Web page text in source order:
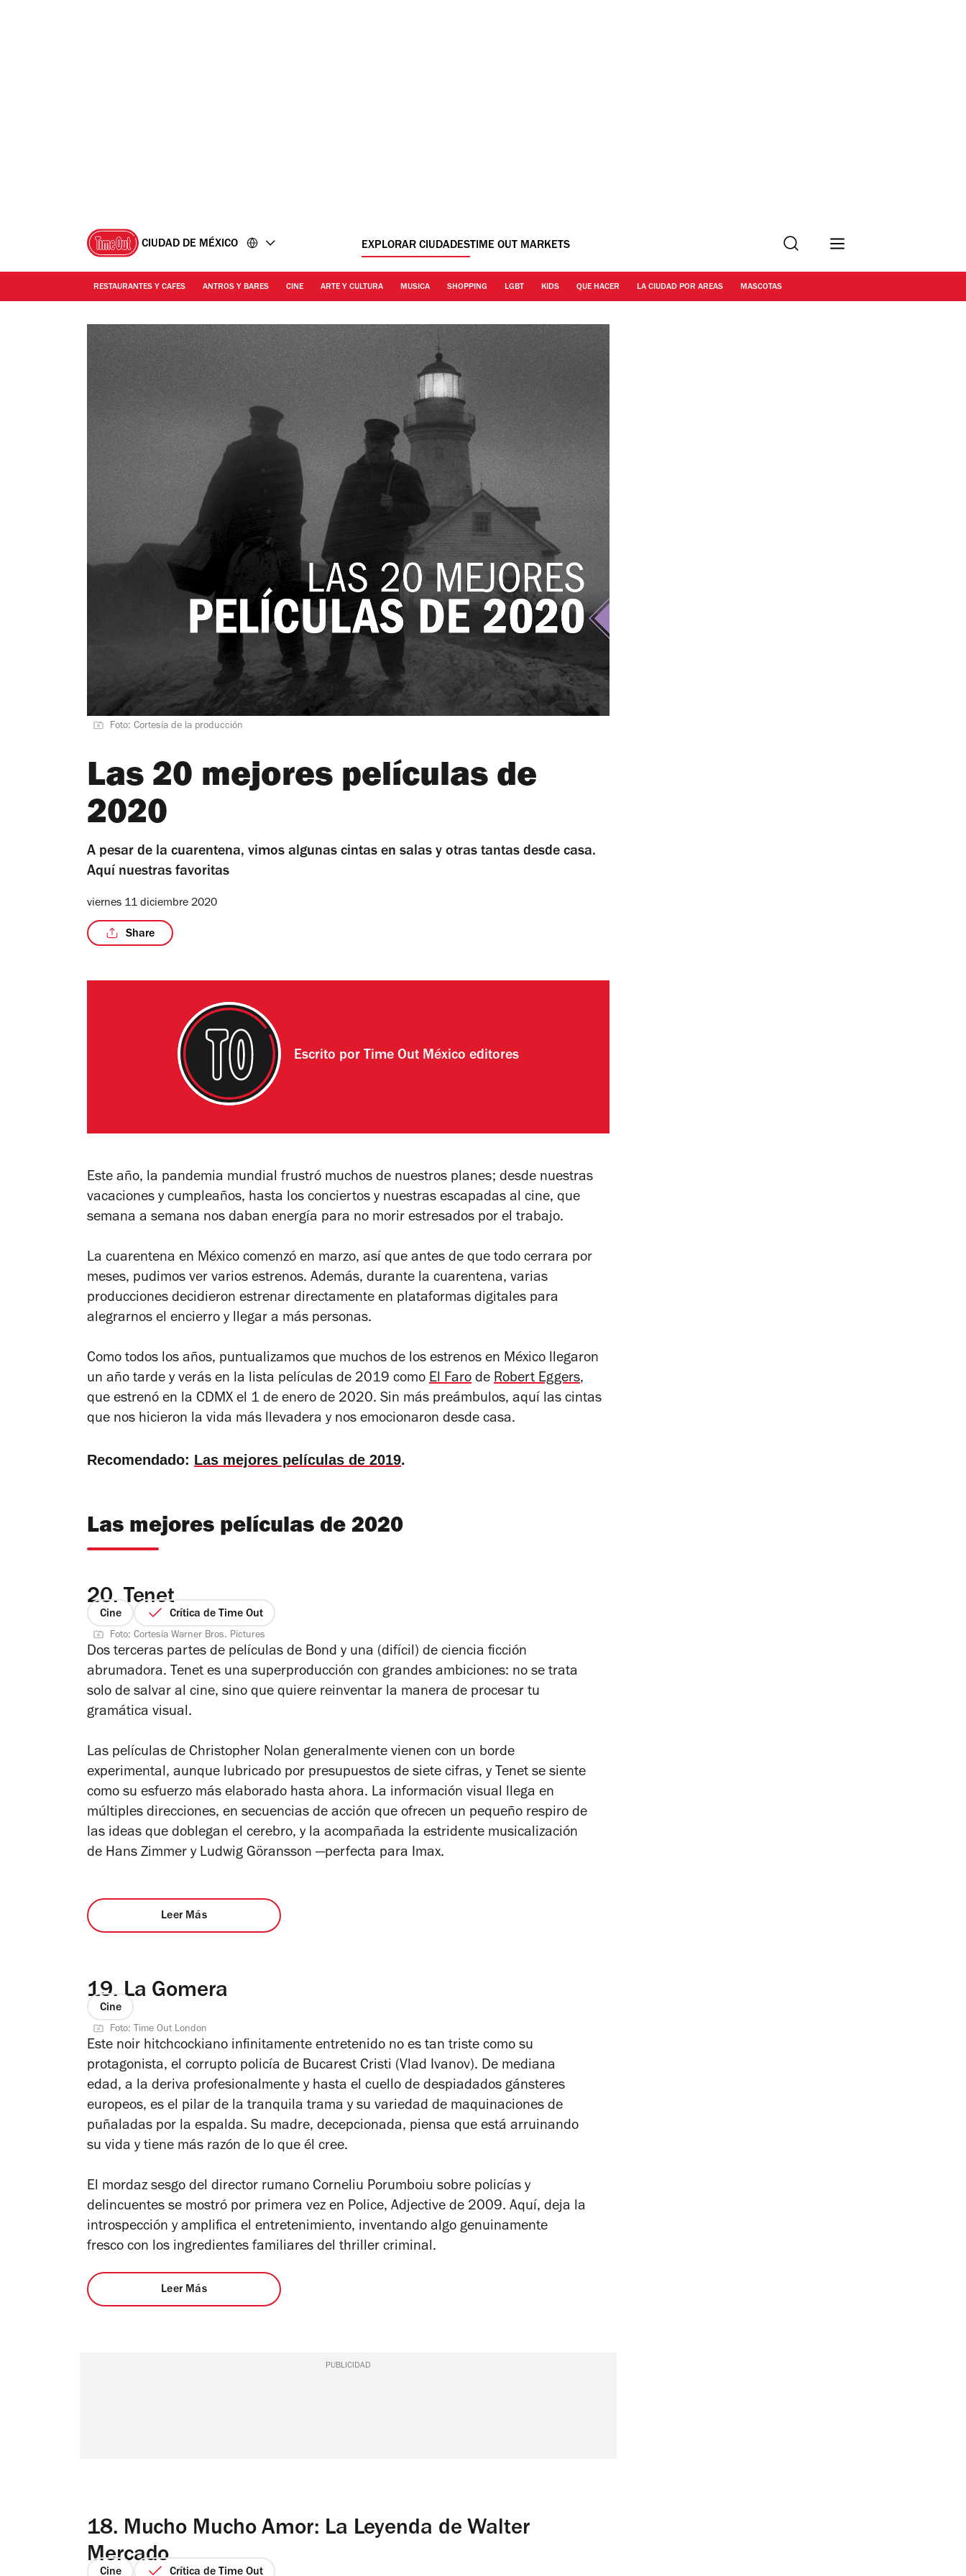
CIUDAD DE MÉXICO EXPLORAR CIUDADESTIME OUT MARKETS Buscar
RESTAURANTES Y CAFES ANTROS Y BARES CINE ARTE Y CULTURA MUSICA SHOPPING LGBT KIDS QUE HACER LA CIUDAD POR AREAS MASCOTAS
Foto: Cortesía de la producción
Las 20 mejores películas de
2020
A pesar de la cuarentena, vimos algunas cintas en salas y otras tantas desde casa.
Aquí nuestras favoritas
viernes 11 diciembre 2020
Share
Escrito por Time Out México editores
Este año, la pandemia mundial frustró muchos de nuestros planes; desde nuestras
vacaciones y cumpleaños, hasta los conciertos y nuestras escapadas al cine, que
semana a semana nos daban energía para no morir estresados por el trabajo.
La cuarentena en México comenzó en marzo, así que antes de que todo cerrara por
meses, pudimos ver varios estrenos. Además, durante la cuarentena, varias
producciones decidieron estrenar directamente en plataformas digitales para
alegrarnos el encierro y llegar a más personas.
Como todos los años, puntualizamos que muchos de los estrenos en México llegaron
un año tarde y verás en la lista películas de 2019 como El Faro de Robert Eggers,
que estrenó en la CDMX el 1 de enero de 2020. Sin más preámbulos, aquí las cintas
que nos hicieron la vida más llevadera y nos emocionaron desde casa.
Recomendado: Las mejores películas de 2019.
Las mejores películas de 2020
20. Tenet
Cine Crítica de Time Out
Foto: Cortesía Warner Bros. Pictures
Dos terceras partes de películas de Bond y una (difícil) de ciencia ficción
abrumadora. Tenet es una superproducción con grandes ambiciones: no se trata
solo de salvar al cine, sino que quiere reinventar la manera de procesar tu
gramática visual.
Las películas de Christopher Nolan generalmente vienen con un borde
experimental, aunque lubricado por presupuestos de siete cifras, y Tenet se siente
como su esfuerzo más elaborado hasta ahora. La información visual llega en
múltiples direcciones, en secuencias de acción que ofrecen un pequeño respiro de
las ideas que doblegan el cerebro, y la acompañada la estridente musicalización
de Hans Zimmer y Ludwig Göransson —perfecta para Imax.
Leer Más
19. La Gomera
Cine
Foto: Time Out London
Este noir hitchcockiano infinitamente entretenido no es tan triste como su
protagonista, el corrupto policía de Bucarest Cristi (Vlad Ivanov). De mediana
edad, a la deriva profesionalmente y hasta el cuello de despiadados gánsteres
europeos, es el pilar de la tranquila trama y su variedad de maquinaciones de
puñaladas por la espalda. Su madre, decepcionada, piensa que está arruinando
su vida y tiene más razón de lo que él cree.
El mordaz sesgo del director rumano Corneliu Porumboiu sobre policías y
delincuentes se mostró por primera vez en Police, Adjective de 2009. Aquí, deja la
introspección y amplifica el entretenimiento, inventando algo genuinamente
fresco con los ingredientes familiares del thriller criminal.
Leer Más
PUBLICIDAD
18. Mucho Mucho Amor: La Leyenda de Walter
Mercado
Cine Crítica de Time Out